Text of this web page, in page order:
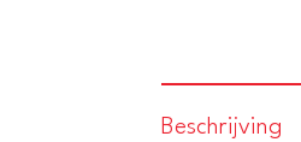
Beschrijving